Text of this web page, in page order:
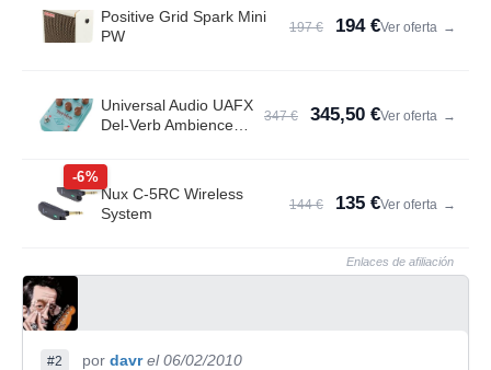
Positive Grid Spark Mini
PW
197 € 194 €Ver oferta →
Universal Audio UAFX
Del-Verb Ambience
347 € 345,50 €Ver oferta →
-6%
Nux C-5RC Wireless
System
144 € 135 €Ver oferta →
Enlaces de afiliación
#2 por davr el 06/02/2010